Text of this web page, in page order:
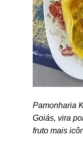
Pamonharia
Goiás, vira
fruto mais